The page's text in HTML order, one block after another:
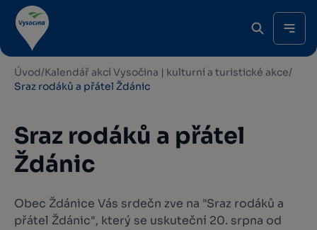
Úvod/Kalendář akcí Vysočina | kulturní a turistické akce/
Sraz rodáků a přátel Ždánic
Sraz rodáků a přátel
Ždánic
Obec Ždánice Vás srdečn zve na "Sraz rodáků a
přátel Ždánic", který se uskuteční 20. srpna od